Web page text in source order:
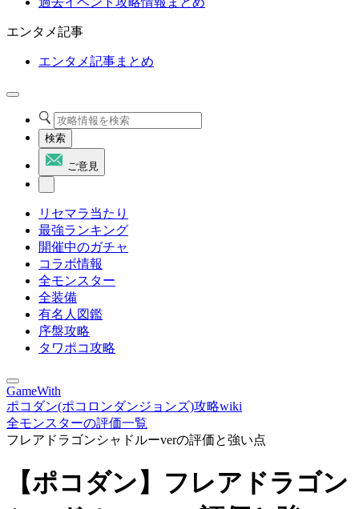
エンタメ記事
エンタメ記事まとめ
検索
ご意見
リセマラ当たり
最強ランキング
開催中のガチャ
コラボ情報
全モンスター
全装備
有名人図鑑
序盤攻略
タワポコ攻略
GameWith
ポコダン(ポコロンダンジョンズ)攻略wiki
全モンスターの評価一覧
フレアドラゴンシャドルーverの評価と強い点
【ポコダン】フレアドラゴン